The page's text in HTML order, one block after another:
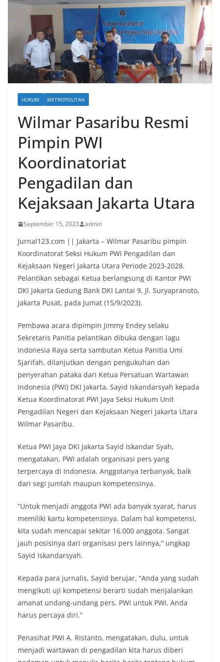
HUKUM METROPOLITAN
Wilmar Pasaribu Resmi
Pimpin PWI
Koordinatoriat
Pengadilan dan
Kejaksaan Jakarta Utara
September 15, 2023 admin
Jurnal123.com || Jakarta – Wilmar Pasaribu pimpin
Koordinatorat Seksi Hukum PWI Pengadilan dan
Kejaksaan Negeri Jakarta Utara Periode 2023-2028.
Pelantikan sebagai Ketua berlangsung di Kantor PWI
DKI Jakarta Gedung Bank DKI Lantai 9, Jl. Suryapranoto,
Jakarta Pusat, pada Jumat (15/9/2023).
Pembawa acara dipimpin Jimmy Endey selaku
Sekretaris Panitia pelantikan dibuka dengan lagu
Indonesia Raya serta sambutan Ketua Panitia Umi
Sjarifah, dilanjutkan dengan pengukuhan dan
penyerahan pataka dari Ketua Persatuan Wartawan
Indonesia (PWI) DKI Jakarta, Sayid Iskandarsyah kepada
Ketua Koordinatorat PWI Jaya Seksi Hukum Unit
Pengadilan Negeri dan Kejaksaan Negeri Jakarta Utara
Wilmar Pasaribu.
Ketua PWI Jaya DKI Jakarta Sayid Iskandar Syah,
mengatakan, PWI adalah organisasi pers yang
terpercaya di Indonesia. Anggotanya terbanyak, baik
dari segi jumlah maupun kompetensinya.
“Untuk menjadi anggota PWI ada banyak syarat, harus
memiliki kartu kompetensinya. Dalam hal kompetensi,
kita sudah mencapai sekitar 16.000 anggota. Sangat
jauh posisinya dari organisasi pers lainnya,” ungkap
Sayid Iskandarsyah.
Kepada para jurnalis, Sayid berujar, “Anda yang sudah
mengikuti uji kompetensi berarti sudah menjalankan
amanat undang-undang pers. PWI untuk PWI. Anda
harus percaya diri.”
Penasihat PWI A. Ristanto, mengatakan, dulu, untuk
menjadi wartawan di pengadilan kita harus diberi